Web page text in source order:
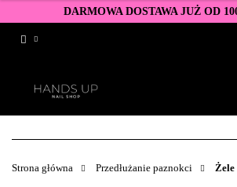
DARMOWA DOSTAWA JUŻ OD
Strona główna Przedłużanie paznokci Żele